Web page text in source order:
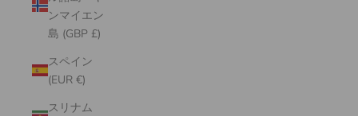
ンマイエン
島 (GBP £)
スペイン
(EUR €)
スリナム